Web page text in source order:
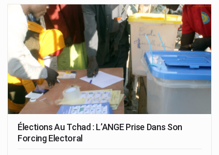
Élections Au Tchad : L’ANGE Prise Dans Son
Forcing Electoral